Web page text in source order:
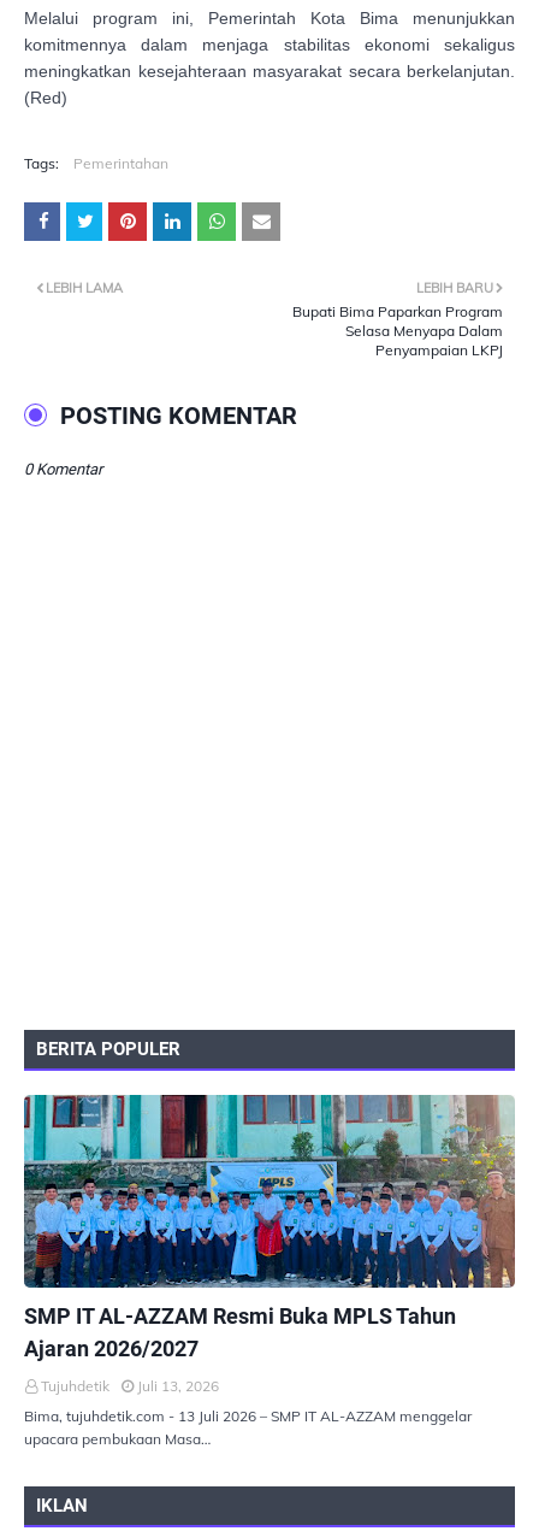
Melalui program ini, Pemerintah Kota Bima menunjukkan
komitmennya dalam menjaga stabilitas ekonomi sekaligus
meningkatkan kesejahteraan masyarakat secara berkelanjutan.
(Red)
Tags: Pemerintahan
LEBIH BARU
Bupati Bima Paparkan Program
Selasa Menyapa Dalam
Penyampaian LKPJ
LEBIH LAMA
POSTING KOMENTAR
0 Komentar
BERITA POPULER
SMP IT AL-AZZAM Resmi Buka MPLS Tahun
Ajaran 2026/2027
Tujuhdetik
Juli 13, 2026
Bima, tujuhdetik.com - 13 Juli 2026 – SMP IT AL-AZZAM menggelar
upacara pembukaan Masa…
IKLAN